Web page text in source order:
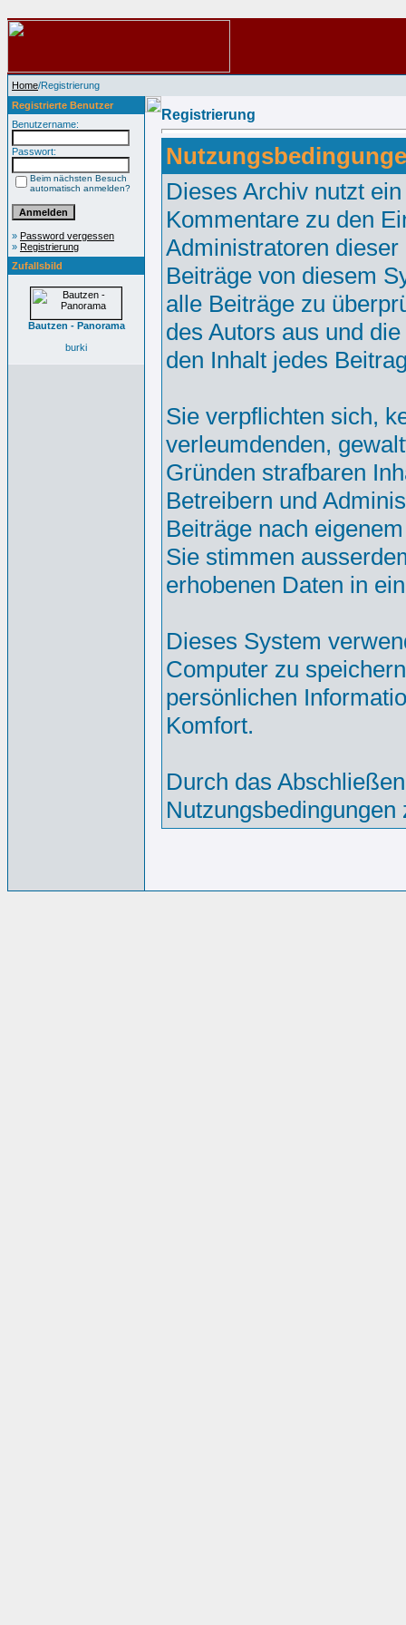
Home/Registrierung
Registrierte Benutzer
Benutzername:
Passwort:
Beim nächsten Besuch
automatisch anmelden?
» Password vergessen
» Registrierung
Zufallsbild
Bautzen - Panorama
burki
Registrierung
Dieses Archiv nutzt
Kommentare zu den
Administratoren
Beiträge von diesem
alle Beiträge zu
des Autors aus und
den Inhalt jedes
Sie verpflichten sich,
verleumdenden,
Gründen strafbaren
Betreibern und
Beiträge nach
Sie stimmen
erhobenen Daten in
Dieses System
Computer zu
persönlichen
Komfort.
Durch das
Nutzungsbedingungen